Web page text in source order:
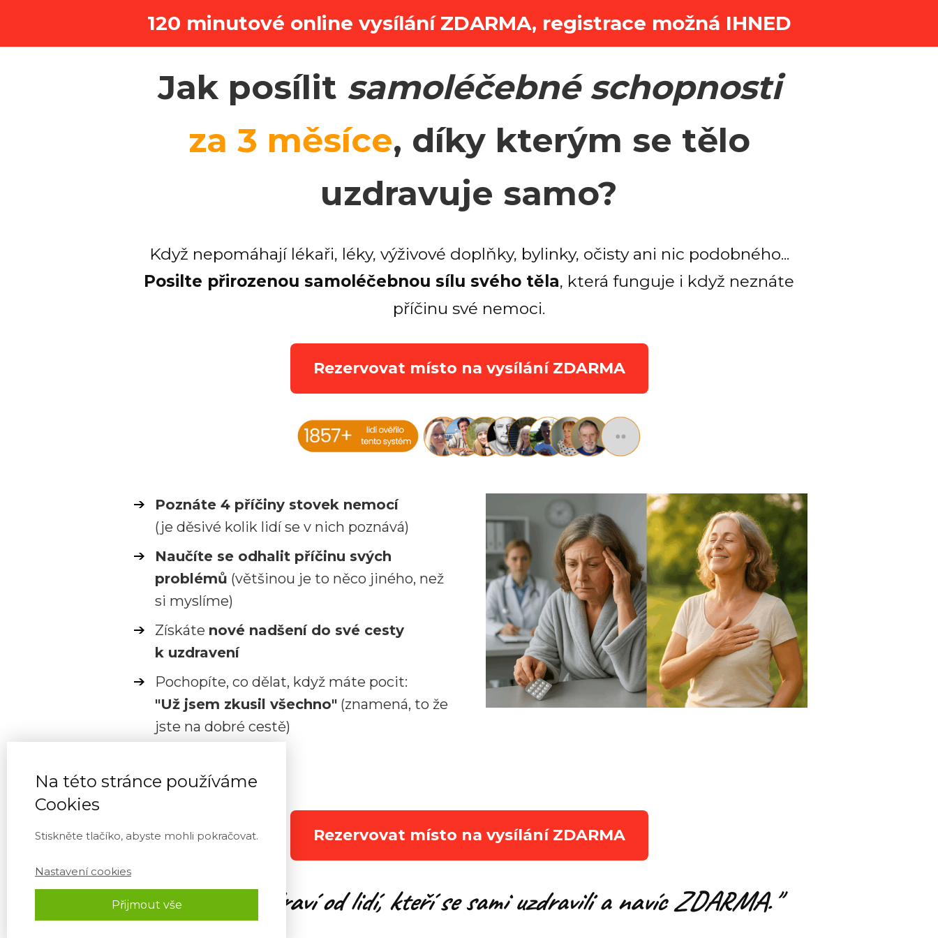
120 minutové online vysílání ZDARMA, registrace možná IHNED
Jak posílit samoléčebné schopnosti
za 3 měsíce, díky kterým se tělo
uzdravuje samo?
Když nepomáhají lékaři, léky, výživové doplňky, bylinky, očisty ani nic podobného...
Posilte přirozenou samoléčebnou sílu svého těla, která funguje i když neznáte
příčinu své nemoci.
Rezervovat místo na vysílání ZDARMA
Poznáte 4 příčiny stovek nemocí
(je děsivé kolik lidí se v nich poznává)
Naučíte se odhalit příčinu svých
problémů (většinou je to něco jiného, než
si myslíme)
Získáte nové nadšení do své cesty
k uzdravení
Pochopíte, co dělat, když máte pocit:
"Už jsem zkusil všechno" (znamená, to že
jste na dobré cestě)
Rezervovat místo na vysílání ZDARMA
"Učte se ozdravíod lidí, kteří se sami uzdravili a navíc ZDARMA."
Na této stránce používáme
Cookies
Stiskněte tlačíko, abyste mohli pokračovat.
Nastavení cookies
Přijmout vše